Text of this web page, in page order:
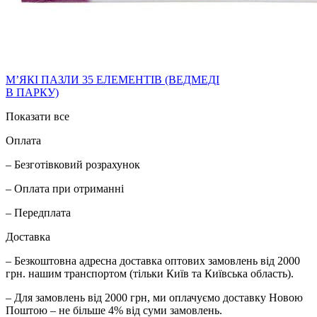
МʼЯКІ ПАЗЛИ 35 ЕЛЕМЕНТІВ (ВЕДМЕДІ
В ПАРКУ)
Показати все
Оплата
– Безготівковий розрахунок
– Оплата при отриманні
– Передплата
Доставка
– Безкоштовна адресна доставка оптових замовлень від 2000
грн. нашим транспортом (тільки Київ та Київська область).
– Для замовлень від 2000 грн, ми оплачуємо доставку Новою
Поштою – не більше 4% від суми замовлень.